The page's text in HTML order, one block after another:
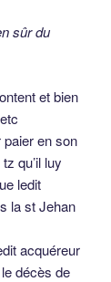
sûr du
et bien
en son
qu’il luy
ledit
la st Jehan
acquéreur
décès de